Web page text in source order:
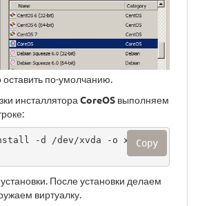
по-умолчанию.
инсталлятора CoreOS выполняем
-d /dev/xvda -o xen -C
Copy
После установки делаем
виртуалку.